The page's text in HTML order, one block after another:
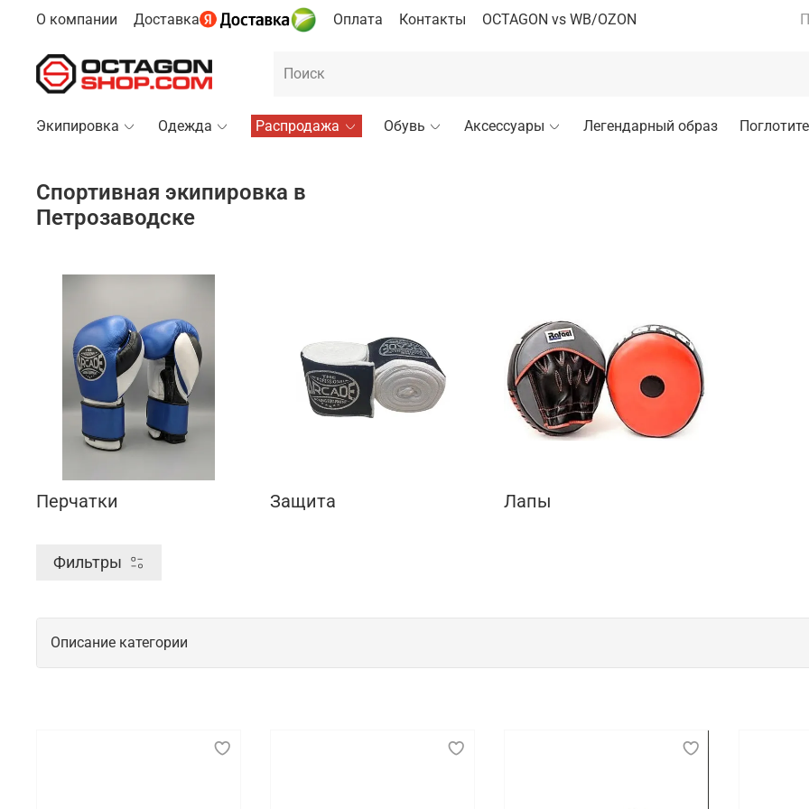
О компании Доставка Оплата Контакты OCTAGON vs WB/OZON
Экипировка Одежда Распродажа Обувь Аксессуары Легендарный образ
Спортивная экипировка в
Петрозаводске
Перчатки Защита Лапы
Фильтры
Описание категории
должна быть максимально удобной и функциональной, позволять свободно выполнять различные